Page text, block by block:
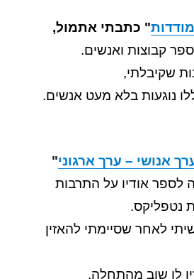
" כתבתי אתמול,
קבוצות ואנשים.
שקיבלתי,
נוגעות בלא מעט אנשים.
אנושי – ערך ארגוני"
לספר אודיו על התרבות
נטפליקס.
לאחר שסיימתי להאזין
לו שוב מהתחלה.